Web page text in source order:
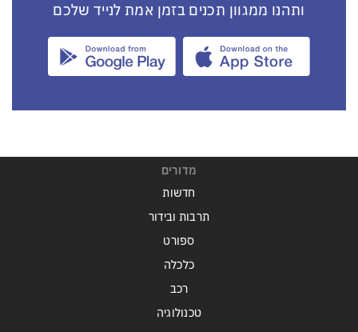
ותהנו ממגוון תכנים בזמן אמת לנייד שלכם
מדורים
חדשות
תרבות ובידור
ספורט
כלכלה
רכב
טכנולוגיה